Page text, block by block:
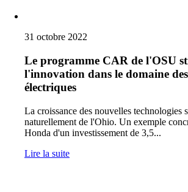
31 octobre 2022
Le programme CAR de l'OSU
l'innovation dans le domaine
électriques
La croissance des nouvelles technologies
naturellement de l'Ohio. Un exemple
Honda d'un investissement de 3,5...
Lire la suite